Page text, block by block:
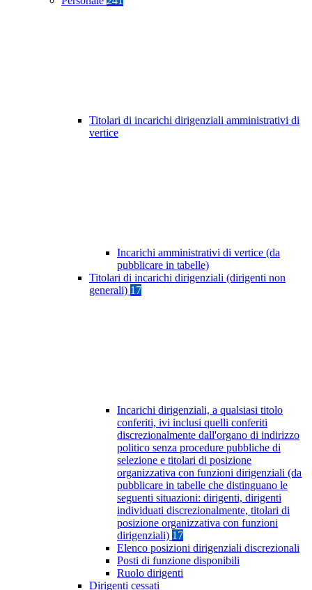
Titolari di incarichi dirigenziali amministrativi di
vertice
Incarichi amministrativi di vertice (da
pubblicare in tabelle)
Titolari di incarichi dirigenziali (dirigenti non
generali) 17
Incarichi dirigenziali, a qualsiasi titolo
conferiti, ivi inclusi quelli conferiti
discrezionalmente dall'organo di indirizzo
politico senza procedure pubbliche di
selezione e titolari di posizione
organizzativa con funzioni dirigenziali (da
pubblicare in tabelle che distinguano le
seguenti situazioni: dirigenti, dirigenti
individuati discrezionalmente, titolari di
posizione organizzativa con funzioni
dirigenziali) 17
Elenco posizioni dirigenziali discrezionali
Posti di funzione disponibili
Ruolo dirigenti
Dirigenti cessati